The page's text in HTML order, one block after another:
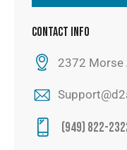
CONTACT INFO
2372 Morse
(949) 822-